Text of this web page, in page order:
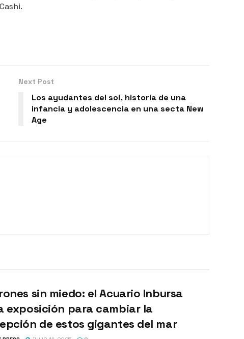
Next Post
Los ayudantes del sol, historia de una
infancia y adolescencia en una secta New
Age
sin miedo: el Acuario Inbursa
exposición para cambiar la
de estos gigantes del mar